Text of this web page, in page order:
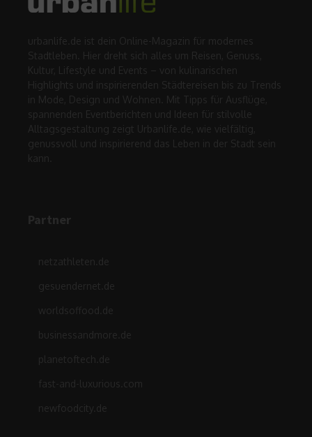
urbanlife.de ist dein Online-Magazin für modernes
Stadtleben. Hier dreht sich alles um Reisen, Genuss,
Kultur, Lifestyle und Events – von kulinarischen
Highlights und inspirierenden Städtereisen bis zu Trends
in Mode, Design und Wohnen. Mit Tipps für Ausflüge,
spannenden Eventberichten und Ideen für stilvolle
Alltagsgestaltung zeigt Urbanlife.de, wie vielfältig,
genussvoll und inspirierend das Leben in der Stadt sein
kann.
Partner
netzathleten.de
gesuendernet.de
worldsoffood.de
businessandmore.de
planetoftech.de
fast-and-luxurious.com
newfoodcity.de